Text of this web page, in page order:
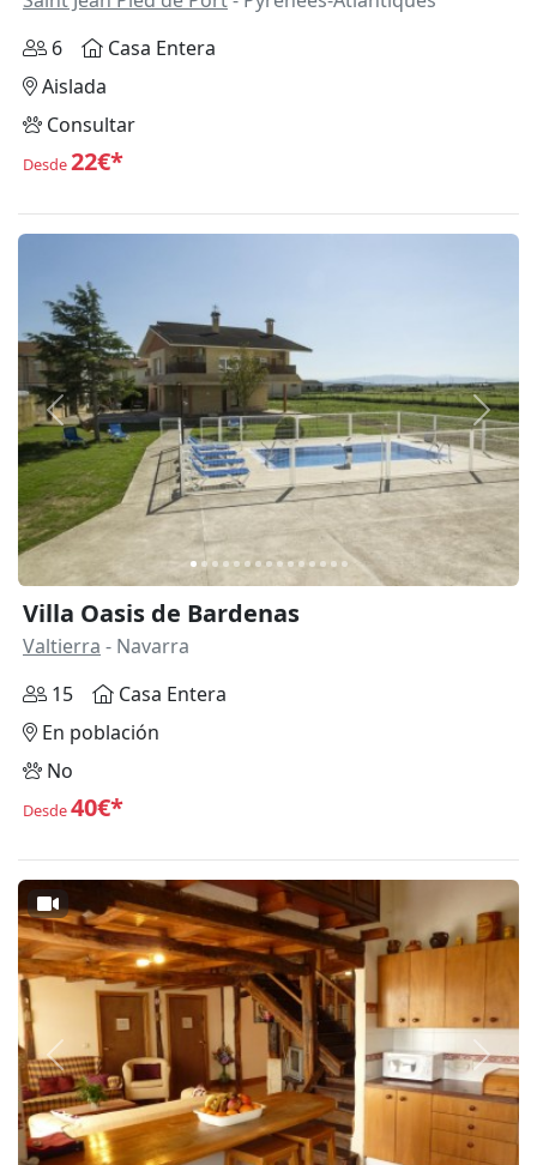
6
Casa Entera
Aislada
Consultar
Desde22€*
Anterior
Villa Oasis de Bardenas
Valtierra - Navarra
15
Casa Entera
En población
No
Desde40€*
Anterior